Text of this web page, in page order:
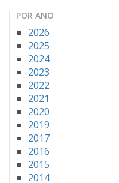
POR ANO
2026
2025
2024
2023
2022
2021
2020
2019
2017
2016
2015
2014